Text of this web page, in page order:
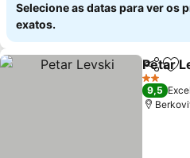
Selecione as datas para ver os
exatos.
Partilhar
Petar
2 Estrelas
9,5